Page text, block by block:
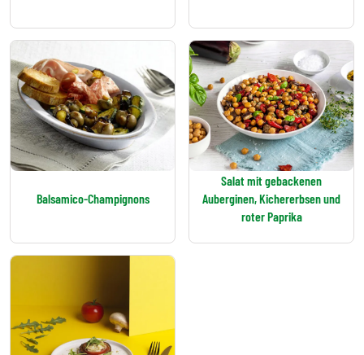
Balsamico-Champignons
Salat mit gebackenen
Auberginen, Kichererbsen und
roter Paprika